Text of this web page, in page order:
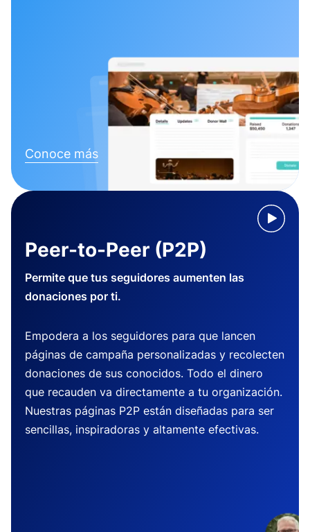
Conoce más
Peer-to-Peer (P2P)
Permite que tus seguidores aumenten las
donaciones por ti.
Empodera a los seguidores para que lancen
páginas de campaña personalizadas y recolecten
donaciones de sus conocidos. Todo el dinero
que recauden va directamente a tu organización.
Nuestras páginas P2P están diseñadas para ser
sencillas, inspiradoras y altamente efectivas.